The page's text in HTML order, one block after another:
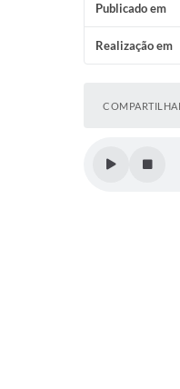
Publicado em
Realização em